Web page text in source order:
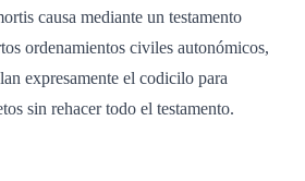
causa mediante un testamento
ordenamientos civiles autonómicos,
expresamente el codicilo para
sin rehacer todo el testamento.